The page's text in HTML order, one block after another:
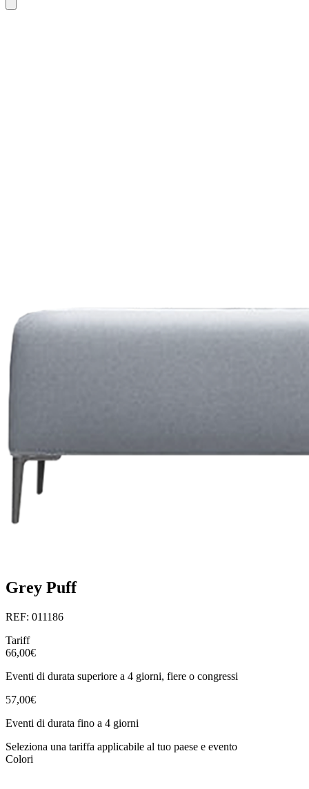
Grey Puff
REF: 011186
Tariff
66,00€
Eventi di durata superiore a 4 giorni, fiere o congressi
57,00€
Eventi di durata fino a 4 giorni
Seleziona una tariffa applicabile al tuo paese e evento
Colori